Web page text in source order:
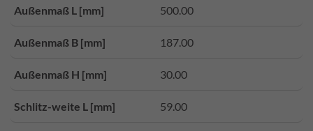
Außenmaß L [mm] 500.00
Außenmaß B [mm] 187.00
Außenmaß H [mm] 30.00
Schlitz-weite L [mm] 59.00